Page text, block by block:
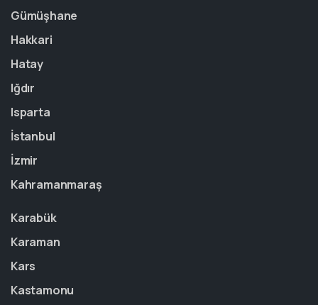
Gümüşhane
Hakkari
Hatay
Iğdır
Isparta
İstanbul
İzmir
Kahramanmaraş
Karabük
Karaman
Kars
Kastamonu